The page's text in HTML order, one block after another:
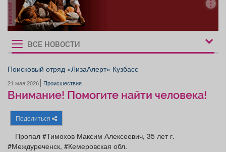
Объявления Недвижимость Услуги
Работа
Афиша Обучение
реклама
Рукбрики
новостей
ВСЕ НОВОСТИ
Поисковый отряд «ЛизаАлерт» Кузбасс
21 мая 2026 Происшествия
Внимание! Помогите найти человека!
Поделиться
Пропал #Тимохов Максим Алексеевич, 35 лет г.
#Междуреченск, #Кемеровская обл.